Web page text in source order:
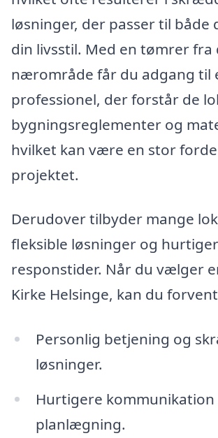
løsninger, der passer til både
din livsstil. Med en tømrer fra
nærområde får du adgang til
professionel, der forstår de
bygningsreglementer og
hvilket kan være en stor
projektet.
Derudover tilbyder mange
fleksible løsninger og
responstider. Når du vælger
Kirke Helsinge, kan du
Personlig betjening og
løsninger.
Hurtigere kommunikation
planlægning.